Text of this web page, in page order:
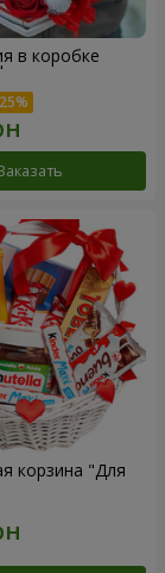
в коробке
корзина "Для